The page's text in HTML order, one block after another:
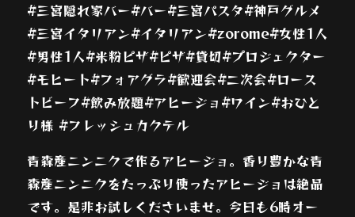
#三宮隠れ家バー#バー#三宮パスタ#神戸グルメ
#三宮イタリアン#イタリアン#zorome#女性1人
#男性1人#米粉ピザ#ピザ#貸切#プロジェクター
#モヒート#フォアグラ#歓迎会#二次会#ロース
トビーフ#飲み放題#アヒージョ#ワイン#おひと
り様 #フレッシュカクテル
青森産ニンニクで作るアヒージョ。香り豊かな青
森産ニンニクをたっぷり使ったアヒージョは絶品
です。是非お試しくださいませ。今日も6時オー